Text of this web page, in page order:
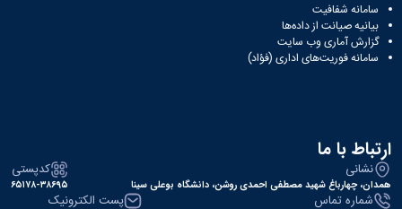
فرآیندها
آئین
نامه
فرم
های
پژوهشی
سامانه شفافیت
بیانیه صیانت از داده‌ها
گزارش آماری وب‌ سایت
سامانه فوریت‌های اداری (فؤاد)
ارتباط با ما
نشانی
همدان، چهارباغ شهید مصطفی احمدی روشن، دانشگاه بوعلی سینا
کدپستی
۶۵۱۷۸-۳۸۶۹۵
شماره تماس پست الکترونیک